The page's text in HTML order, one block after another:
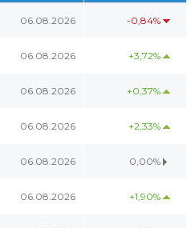
06.08.2026 -0,84%
06.08.2026 +3,72%
06.08.2026 +0,37%
06.08.2026 +2,33%
06.08.2026 0,00%
06.08.2026 +1,90%